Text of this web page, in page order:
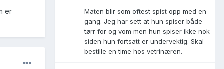
er
Maten blir som oftest spist opp med en
gang. Jeg har sett at hun spiser både
tørr for og vom men hun spiser ikke nok
siden hun fortsatt er undervektig. Skal
bestille en time hos vetrinæren.